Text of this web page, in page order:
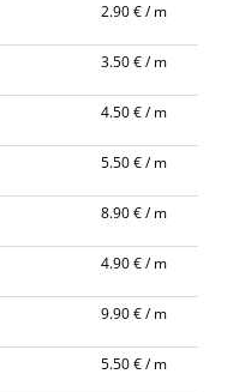
2.90 € / m
3.50 € / m
4.50 € / m
5.50 € / m
8.90 € / m
4.90 € / m
9.90 € / m
5.50 € / m